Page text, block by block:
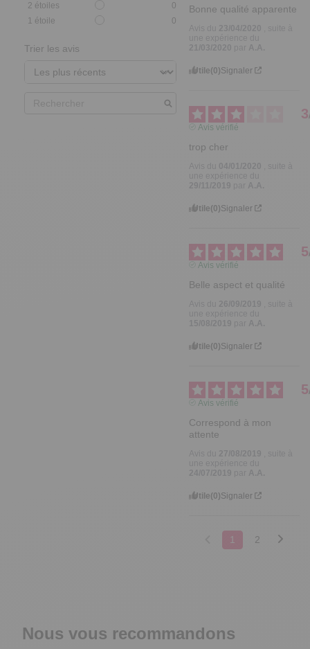
2 étoiles
0
1 étoile 0
Trier les avis
Bonne qualité apparente
Utile(0)Signaler
3
Avis vérifié
trop cher
04/01/2020
29/11/2019
par A.A.
Utile(0)Signaler
5
Avis vérifié
Belle aspect et qualité
Utile(0)Signaler
5
Avis vérifié
Correspond à mon
attente
Utile(0)Signaler
1 2
Nous vous recommandons